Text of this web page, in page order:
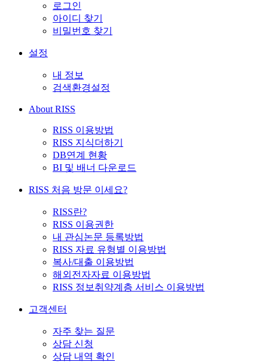
로그인
아이디 찾기
비밀번호 찾기
설정
내 정보
검색환경설정
About RISS
RISS 이용방법
RISS 지식더하기
DB연계 현황
BI 및 배너 다운로드
RISS 처음 방문 이세요?
RISS란?
RISS 이용권한
내 관심논문 등록방법
RISS 자료 유형별 이용방법
복사/대출 이용방법
해외전자자료 이용방법
RISS 정보취약계층 서비스 이용방법
고객센터
자주 찾는 질문
상담 신청
상담 내역 확인